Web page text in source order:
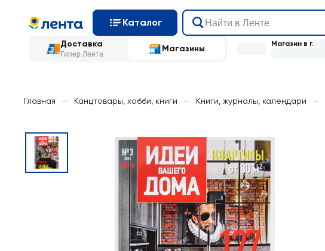
Каталог
Доставка
Гипер Лента
Магазины Магазин в г.
Главная — Канцтовары, хобби, книги — Книги, журналы, календари —